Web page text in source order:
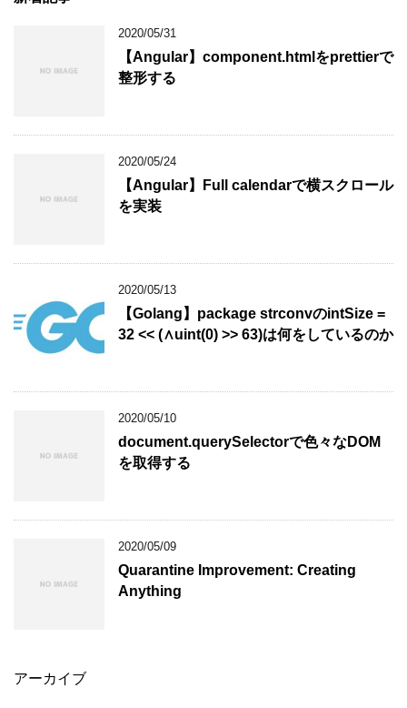
2020/05/31
【Angular】component.htmlをprettierで
整形する
2020/05/24
【Angular】Full calendarで横スクロール
を実装
2020/05/13
【Golang】package strconvのintSize =
32 << (∧uint(0) >> 63)は何をしているのか
2020/05/10
document.querySelectorで色々なDOM
を取得する
2020/05/09
Quarantine Improvement: Creating
Anything
アーカイブ